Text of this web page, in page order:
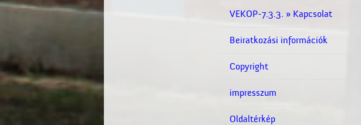
VEKOP-7.3.3. » Kapcsolat
Beiratkozási információk
Copyright
impresszum
Oldaltérkép